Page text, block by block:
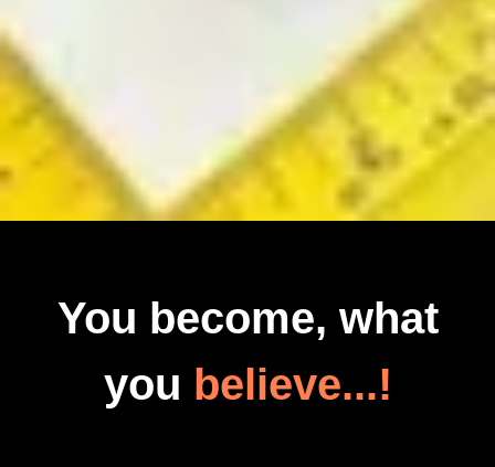
You become, what
you believe...!